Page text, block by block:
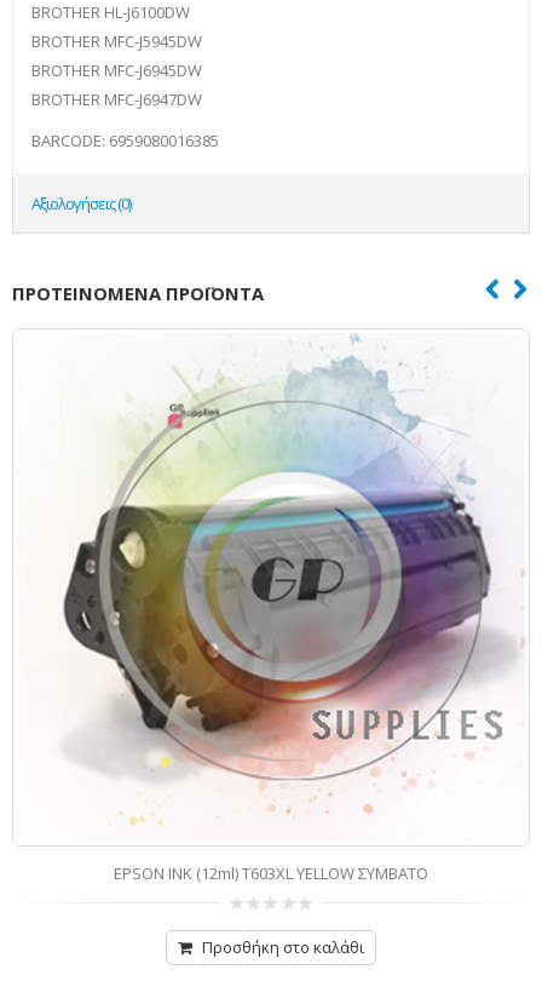
BROTHER HL-J6100DW
BROTHER MFC-J5945DW
BROTHER MFC-J6945DW
BROTHER MFC-J6947DW
BARCODE: 6959080016385
Αξιολογήσεις (0)
ΠΡΟΤΕΙΝΌΜΕΝΑ ΠΡΟΪΌΝΤΑ
BROTHER INK LC1000 / LC970 XXL CYAN ΣΥΜΒΑΤΟ
0
από
5
Προσθήκη στο καλάθι